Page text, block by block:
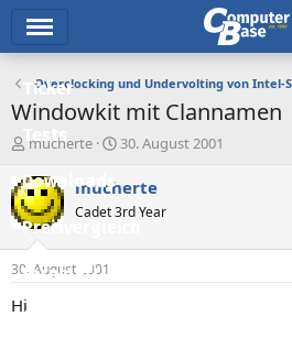
Ticker
Tests
Downloads
Preisvergleich
Forum
Aktuelles
Overclocking und Undervolting von Intel-
Windowkit mit Clannamen
E
s
t
e
e
mucherte
E
s
e
t
30. August 2001
mucherte
Cadet 3rd Year
30. August 2001
Hi